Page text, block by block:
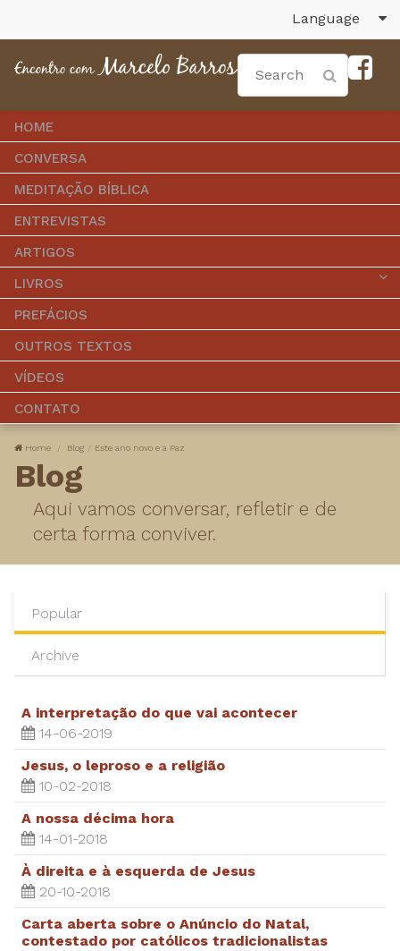
Language
HOME
CONVERSA
MEDITAÇÃO BÍBLICA
ENTREVISTAS
ARTIGOS
LIVROS
PREFÁCIOS
OUTROS TEXTOS
VÍDEOS
CONTATO
Home Blog Este ano novo e a Paz
Blog
Aqui vamos conversar, refletir e de
certa forma conviver.
Popular
Archive
A interpretação do que vai acontecer
14-06-2019
Jesus, o leproso e a religião
10-02-2018
A nossa décima hora
14-01-2018
À direita e à esquerda de Jesus
20-10-2018
Carta aberta sobre o Anúncio do Natal,
contestado por católicos tradicionalistas